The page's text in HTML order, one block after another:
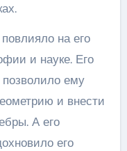
на его
и науке. Его
ему
и внести
А его
его